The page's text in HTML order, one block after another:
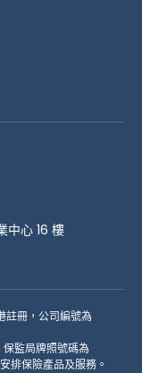
中心 16 樓
冊，公司編號為
監局牌照號碼為
排保險產品及服務。